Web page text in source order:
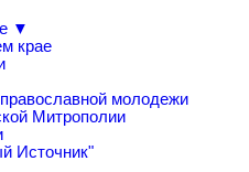
▼
крае
молодежи
Митрополии
Источник"